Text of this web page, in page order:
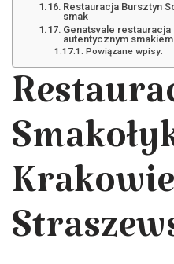
Restauracja Bursztyn
smak
Genatsvale
autentycznym smakiem
Powiązane wpisy: